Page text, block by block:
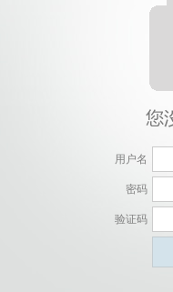
用户名
密码
验证码